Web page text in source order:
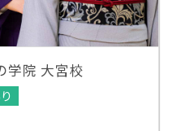
学院 大宮校